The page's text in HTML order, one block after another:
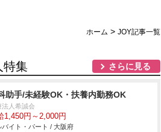
ホーム > JOY記事一覧
特集 さらに見る
助手/未経験OK・扶養内勤務OK
法人希誠会
1,450円～2,000円
バイト・パート / 大阪府